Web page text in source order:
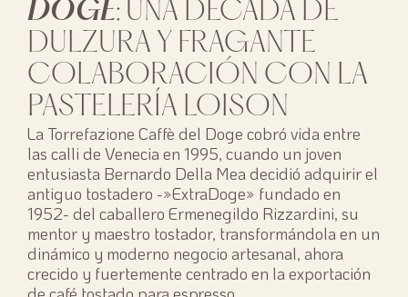
DOGE: UNA DÉCADA DE
DULZURA Y FRAGANTE
COLABORACIÓN CON LA
PASTELERÍA LOISON
La Torrefazione Caffè del Doge cobró vida entre
las calli de Venecia en 1995, cuando un joven
entusiasta Bernardo Della Mea decidió adquirir el
antiguo tostadero -»ExtraDoge» fundado en
1952- del caballero Ermenegildo Rizzardini, su
mentor y maestro tostador, transformándola en un
dinámico y moderno negocio artesanal, ahora
crecido y fuertemente centrado en la exportación